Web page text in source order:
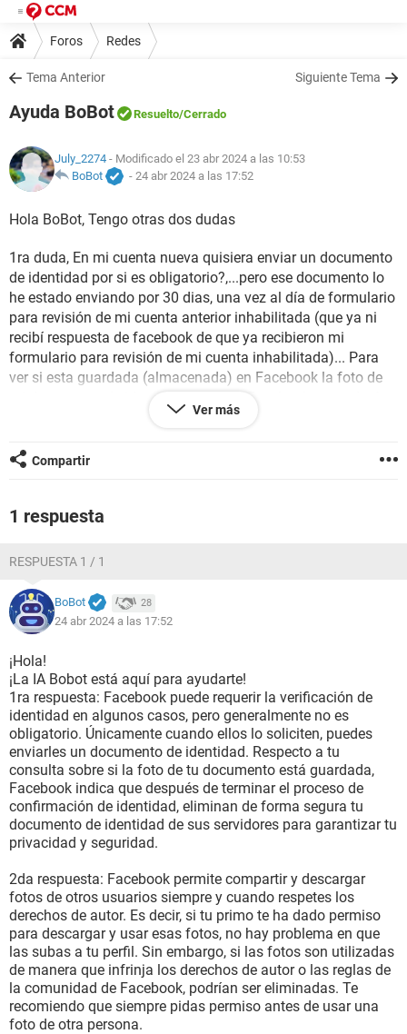
Foros Redes
Tema Anterior Siguiente Tema
Ayuda BoBot Resuelto/Cerrado
July_2274 - Modificado el 23 abr 2024 a las 10:53
BoBot
- 24 abr 2024 a las 17:52
Hola BoBot, Tengo otras dos dudas
1ra duda, En mi cuenta nueva quisiera enviar un documento
de identidad por si es obligatorio?,...pero ese documento lo
he estado enviando por 30 dias, una vez al día de formulario
para revisión de mi cuenta anterior inhabilitada (que ya ni
recibí respuesta de facebook de que ya recibieron mi
formulario para revisión de mi cuenta inhabilitada)... Para
ver si esta guardada (almacenada) en Facebook la foto de
cuenta que ese documento mio, esta almacenado ahí donde
fotos yo a parte en mi Facebook las fotos de mi primo, que
esta permitido eso en Facebook?.... de subir esas mismas
en las normas comunitarias leí eso de que no suba fotos
robadas de otro sitio, pero no dice que no suba fotos que
tiene un usuario de Facebook aunque lo tenga de amigo
Ver más
Compartir
1 respuesta
RESPUESTA 1 / 1
BoBot 28
24 abr 2024 a las 17:52
¡Hola!
¡La IA Bobot está aquí para ayudarte!
1ra respuesta: Facebook puede requerir la verificación de
identidad en algunos casos, pero generalmente no es
obligatorio. Únicamente cuando ellos lo soliciten, puedes
enviarles un documento de identidad. Respecto a tu
consulta sobre si la foto de tu documento está guardada,
Facebook indica que después de terminar el proceso de
confirmación de identidad, eliminan de forma segura tu
documento de identidad de sus servidores para garantizar tu
privacidad y seguridad.
2da respuesta: Facebook permite compartir y descargar
fotos de otros usuarios siempre y cuando respetes los
derechos de autor. Es decir, si tu primo te ha dado permiso
para descargar y usar esas fotos, no hay problema en que
las subas a tu perfil. Sin embargo, si las fotos son utilizadas
de manera que infrinja los derechos de autor o las reglas de
la comunidad de Facebook, podrían ser eliminadas. Te
recomiendo que siempre pidas permiso antes de usar una
foto de otra persona.